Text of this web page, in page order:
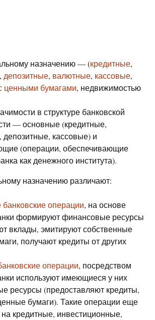
назначению — (кредитные,
, депозитные, валютные, кассовые,
ценными бумагами, недвижимостью
в структуре банковской
— основные (кредитные,
депозитные, кассовые) и
(операции, обеспечивающие
как денежного института).
назначению различают:
операции, на основе
формируют финансовые ресурсы
вклады, эмитируют собственные
получают кредиты от других
операции, посредством
используют имеющиеся у них
ресурсы (предоставляют кредиты,
бумаги). Такие операции еще
кредитные, инвестиционные,